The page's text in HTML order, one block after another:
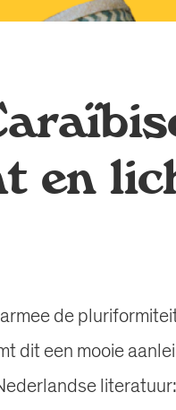
en
de
dit een mooie